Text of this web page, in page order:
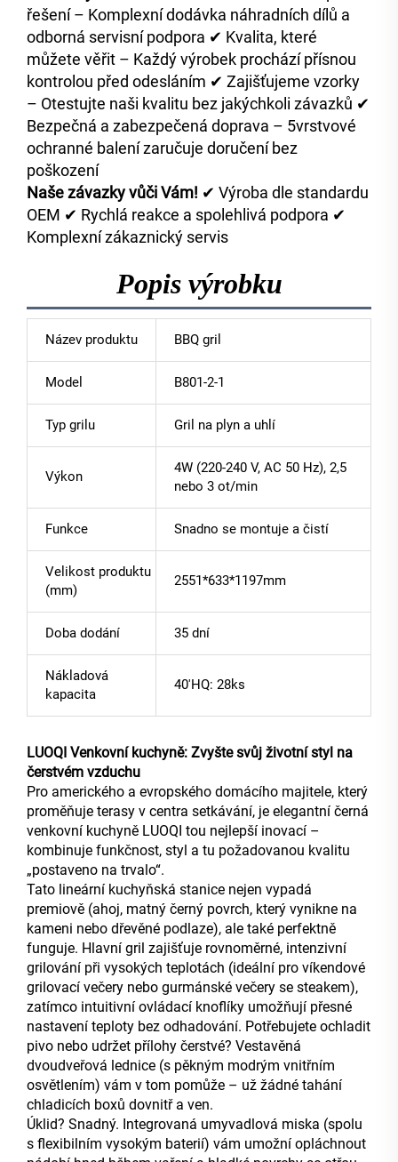
řešení – Komplexní dodávka náhradních dílů a
odborná servisní podpora ✔ Kvalita, které
můžete věřit – Každý výrobek prochází přísnou
kontrolou před odesláním ✔ Zajišťujeme vzorky
– Otestujte naši kvalitu bez jakýchkoli závazků ✔
Bezpečná a zabezpečená doprava – 5vrstvové
ochranné balení zaručuje doručení bez
poškození
Naše závazky vůči Vám! ✔ Výroba dle standardu
OEM ✔ Rychlá reakce a spolehlivá podpora ✔
Komplexní zákaznický servis
Popis výrobku
Název produktu BBQ gril
Model B801-2-1
Typ grilu Gril na plyn a uhlí
Výkon
4W (220-240 V, AC 50 Hz), 2,5
nebo 3 ot/min
Funkce Snadno se montuje a čistí
Velikost produktu
(mm)
2551*633*1197mm
Doba dodání 35 dní
Nákladová
kapacita
40'HQ: 28ks
LUOQI Venkovní kuchyně: Zvyšte svůj životní styl na
čerstvém vzduchu
Pro amerického a evropského domácího majitele, který
proměňuje terasy v centra setkávání, je elegantní černá
venkovní kuchyně LUOQI tou nejlepší inovací –
kombinuje funkčnost, styl a tu požadovanou kvalitu
„postaveno na trvalo“.
Tato lineární kuchyňská stanice nejen vypadá
premiově (ahoj, matný černý povrch, který vynikne na
kameni nebo dřevěné podlaze), ale také perfektně
funguje. Hlavní gril zajišťuje rovnoměrné, intenzivní
grilování při vysokých teplotách (ideální pro víkendové
grilovací večery nebo gurmánské večery se steakem),
zatímco intuitivní ovládací knoflíky umožňují přesné
nastavení teploty bez odhadování. Potřebujete ochladit
pivo nebo udržet přílohy čerstvé? Vestavěná
dvoudveřová lednice (s pěkným modrým vnitřním
osvětlením) vám v tom pomůže – už žádné tahání
chladicích boxů dovnitř a ven.
Úklid? Snadný. Integrovaná umyvadlová miska (spolu
s flexibilním vysokým baterií) vám umožní opláchnout